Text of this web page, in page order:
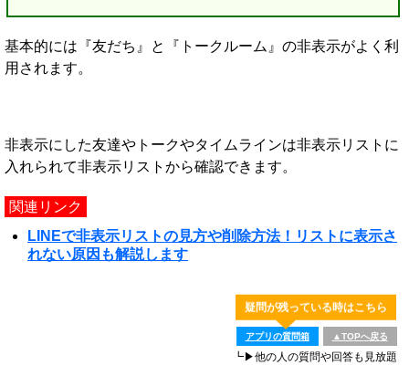
基本的には『友だち』と『トークルーム』の非表示がよく利
用されます。
非表示にした友達やトークやタイムラインは非表示リストに
入れられて非表示リストから確認できます。
関連リンク
LINEで非表示リストの見方や削除方法！リストに表示さ
れない原因も解説します
疑問が残っている時はこちら
アプリの質問箱 ▲TOPへ戻る
┗▶他の人の質問や回答も見放題